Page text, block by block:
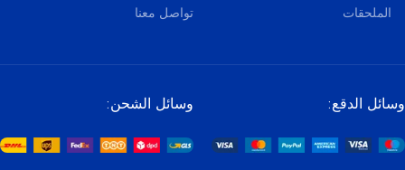
الملحقات
تواصل معنا
وسائل الدقع: وسائل الشحن: